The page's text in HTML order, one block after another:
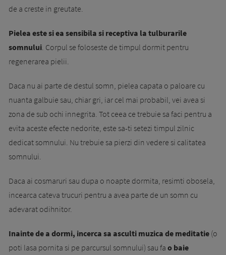
de a creste in greutate.
Pielea este si ea sensibila si receptiva la tulburarile
somnului. Corpul se foloseste de timpul dormit pentru
regenerarea pielii.
Daca nu ai parte de destul somn, pielea capata o paloare cu
nuanta galbuie sau, chiar gri, iar cel mai probabil, vei avea si
zona de sub ochi innegrita. Tot ceea ce trebuie sa faci pentru a
evita aceste efecte nedorite, este sa-ti setezi timpul zilnic
dedicat somnului. Nu trebuie sa pierzi din vedere si calitatea
somnului.
Daca ai cosmaruri sau dupa o noapte dormita, resimti obosela,
incearca cateva trucuri pentru a avea parte de un somn cu
adevarat odihnitor.
Inainte de a dormi, incerca sa asculti muzica de meditatie (o
poti lasa pornita si pe parcursul somnului) sau fa o baie